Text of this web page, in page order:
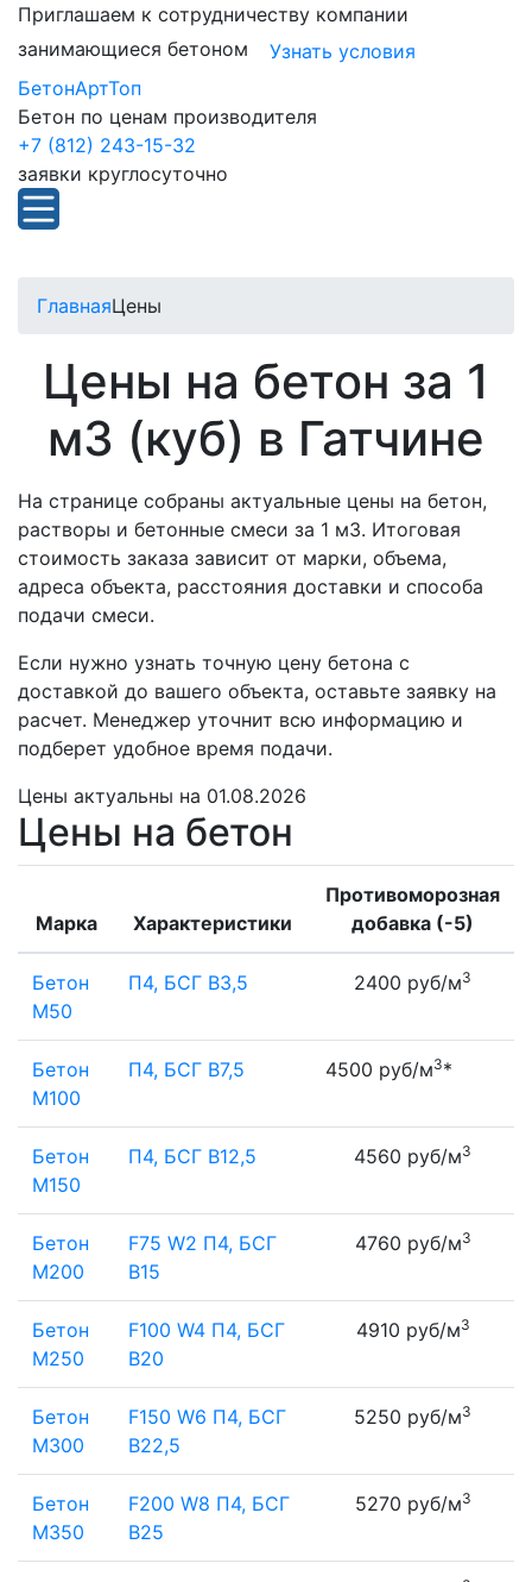
Приглашаем к сотрудничеству компании
занимающиеся бетоном
Узнать условия
БетонАртТоп
Бетон по ценам производителя
+7 (812) 243-15-32
заявки круглосуточно
ГлавнаяЦены
Цены на бетон за 1
м3 (куб) в Гатчине
На странице собраны актуальные цены на бетон,
растворы и бетонные смеси за 1 м3. Итоговая
стоимость заказа зависит от марки, объема,
адреса объекта, расстояния доставки и способа
подачи смеси.
Если нужно узнать точную цену бетона с
доставкой до вашего объекта, оставьте заявку на
расчет. Менеджер уточнит всю информацию и
подберет удобное время подачи.
Цены актуальны на 01.08.2026
Цены на бетон
Марка Характеристики
Противоморозная
добавка (-5)
Бетон
М50
П4, БСГ В3,5 2400 руб/м3
Бетон
М100
П4, БСГ В7,5 4500 руб/м3*
Бетон
М150
П4, БСГ В12,5 4560 руб/м3
Бетон
М200
F75 W2 П4, БСГ
В15
4760 руб/м3
Бетон
М250
F100 W4 П4, БСГ
В20
4910 руб/м3
Бетон
М300
F150 W6 П4, БСГ
В22,5
5250 руб/м3
Бетон
М350
F200 W8 П4, БСГ
В25
5270 руб/м3